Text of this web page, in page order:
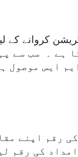
کروانے کے
شناختی کارڈ نمبر اپ کو 8171
ایس موصول
رقم اپنے
کی رقم